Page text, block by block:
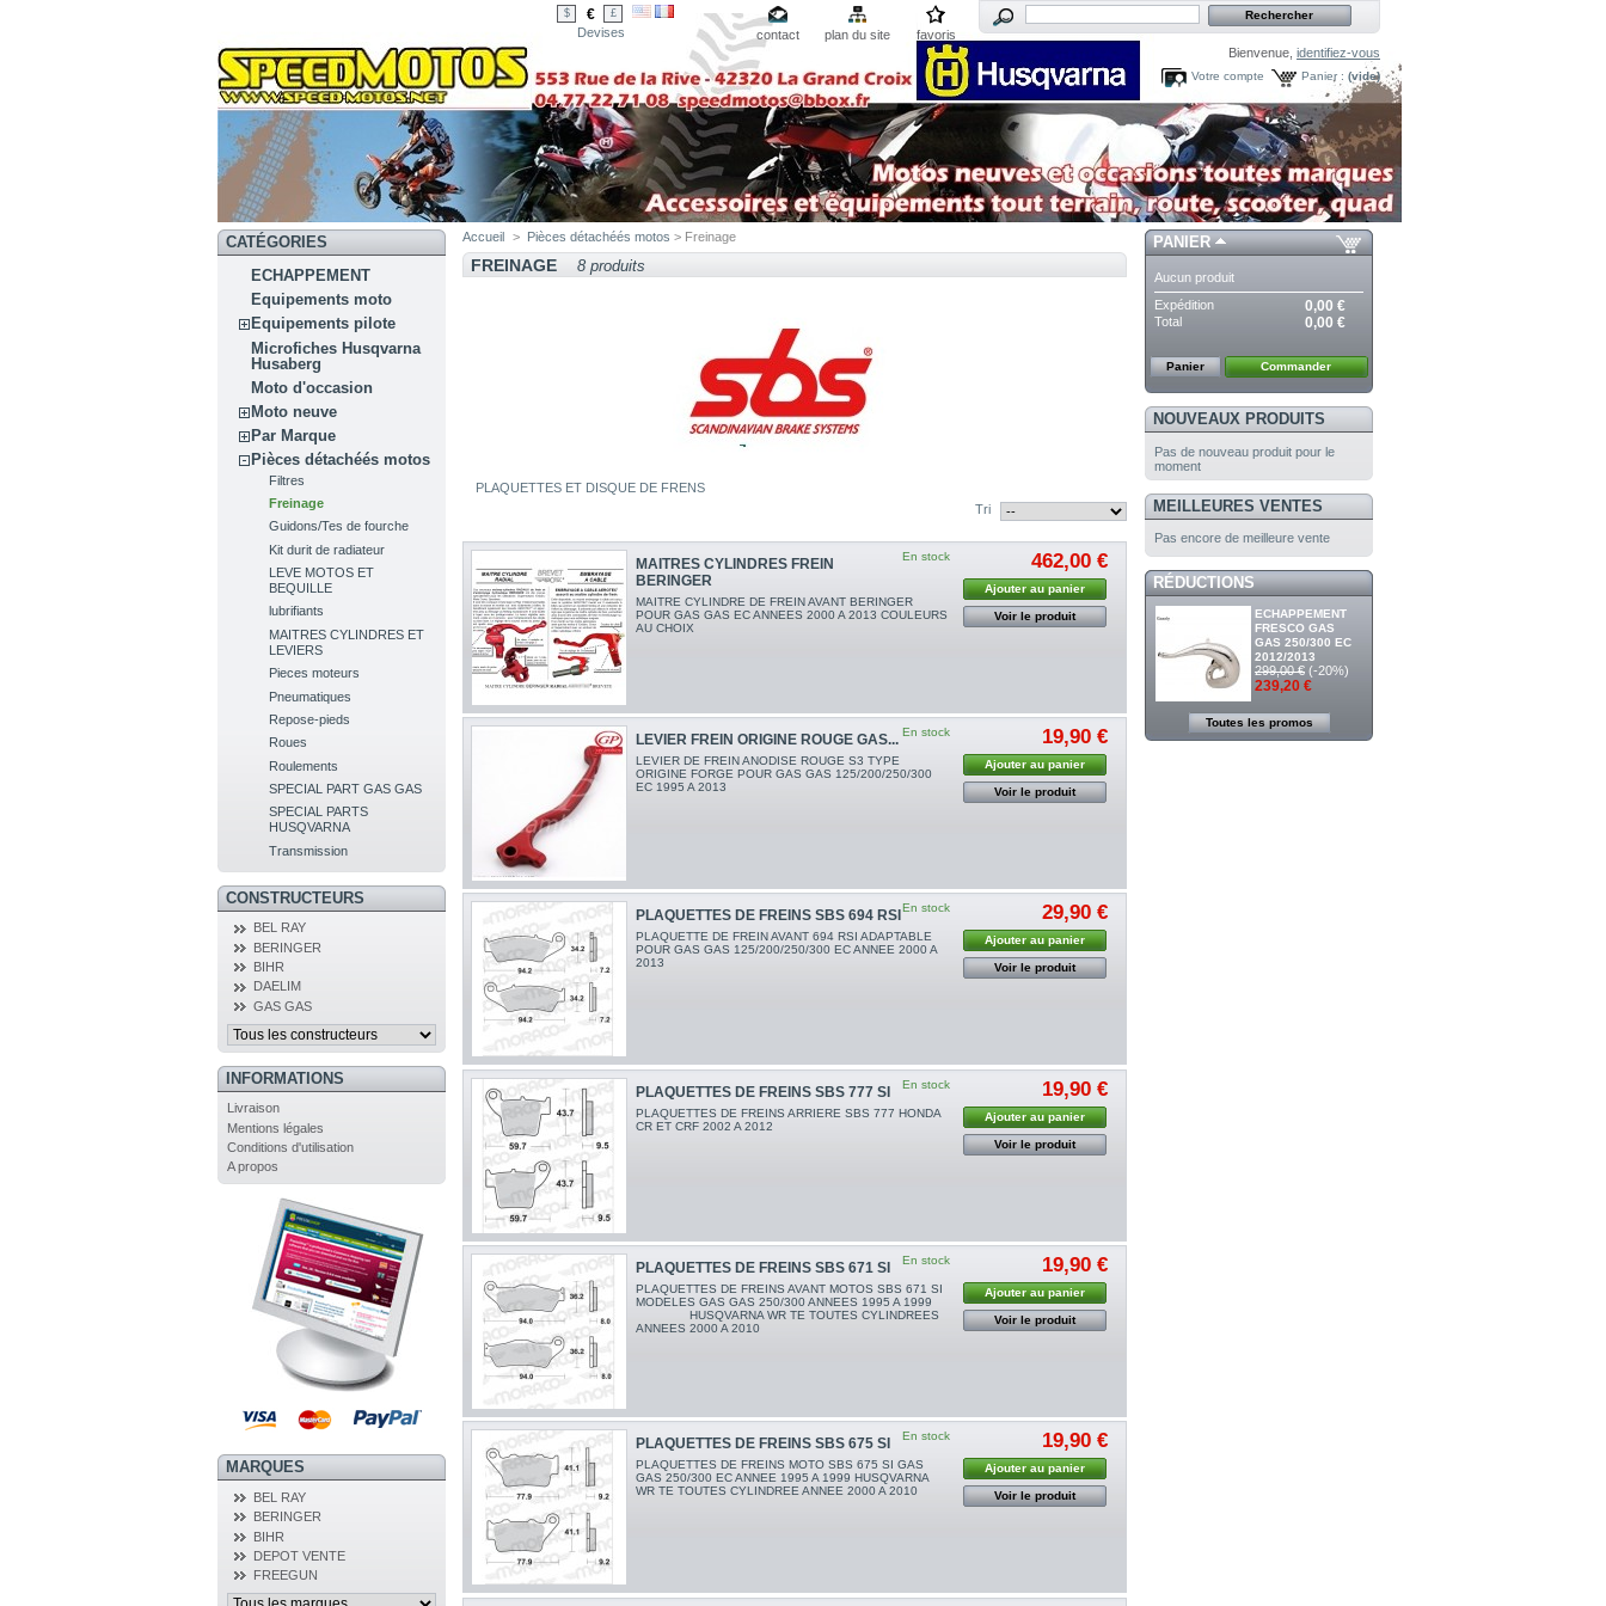
$ € £
Devises contact plan du site
favoris
Bienvenue,identifiez-vous
Panier : (vide)
Votre compte
CATÉGORIES
ECHAPPEMENT
Equipements moto
Equipements pilote
Microfiches Husqvarna
Husaberg
Moto d'occasion
Moto neuve
Par Marque
Pièces détachéés motos
Filtres
Freinage
Guidons/Tes de fourche
Kit durit de radiateur
LEVE MOTOS ET
BEQUILLE
lubrifiants
MAITRES CYLINDRES ET
LEVIERS
Pieces moteurs
Pneumatiques
Repose-pieds
Roues
Roulements
SPECIAL PART GAS GAS
SPECIAL PARTS
HUSQVARNA
Transmission
CONSTRUCTEURS
BEL RAY
BERINGER
BIHR
DAELIM
GAS GAS
INFORMATIONS
Livraison
Mentions légales
Conditions d'utilisation
A propos
MARQUES
BEL RAY
BERINGER
BIHR
DEPOT VENTE
FREEGUN
Accueil > Pièces détachéés motos > Freinage
FREINAGE 8 produits
PLAQUETTES ET DISQUE DE FRENS
Tri
En stock
MAITRES CYLINDRES FREIN
BERINGER
MAITRE CYLINDRE DE FREIN AVANT BERINGER
POUR GAS GAS EC ANNEES 2000 A 2013 COULEURS
AU CHOIX
462,00 €
Ajouter au panier
Voir le produit
En stock
LEVIER FREIN ORIGINE ROUGE GAS...
LEVIER DE FREIN ANODISE ROUGE S3 TYPE
ORIGINE FORGE POUR GAS GAS 125/200/250/300
EC 1995 A 2013
19,90 €
Ajouter au panier
Voir le produit
En stock
PLAQUETTES DE FREINS SBS 694 RSI
PLAQUETTE DE FREIN AVANT 694 RSI ADAPTABLE
POUR GAS GAS 125/200/250/300 EC ANNEE 2000 A
2013
29,90 €
Ajouter au panier
Voir le produit
En stock
PLAQUETTES DE FREINS SBS 777 SI
PLAQUETTES DE FREINS ARRIERE SBS 777 HONDA
CR ET CRF 2002 A 2012
19,90 €
Ajouter au panier
Voir le produit
En stock
PLAQUETTES DE FREINS SBS 671 SI
PLAQUETTES DE FREINS AVANT MOTOS SBS 671 SI
MODELES GAS GAS 250/300 ANNEES 1995 A 1999
HUSQVARNA WR TE TOUTES CYLINDREES
ANNEES 2000 A 2010
19,90 €
Ajouter au panier
Voir le produit
En stock
PLAQUETTES DE FREINS SBS 675 SI
PLAQUETTES DE FREINS MOTO SBS 675 SI GAS
GAS 250/300 EC ANNEE 1995 A 1999 HUSQVARNA
WR TE TOUTES CYLINDREE ANNEE 2000 A 2010
19,90 €
Ajouter au panier
Voir le produit
PANIER
Aucun produit
Expédition
0,00 €
Total 0,00 €
Panier Commander
NOUVEAUX PRODUITS
Pas de nouveau produit pour le
moment
MEILLEURES VENTES
Pas encore de meilleure vente
RÉDUCTIONS
ECHAPPEMENT
FRESCO GAS
GAS 250/300 EC
2012/2013
299,00 € (-20%)
239,20 €
Toutes les promos